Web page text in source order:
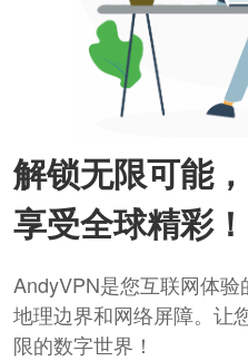
解锁无限可能，
享受全球精彩！
AndyVPN是您互联网体
地理边界和网络屏障。让
限的数字世界！